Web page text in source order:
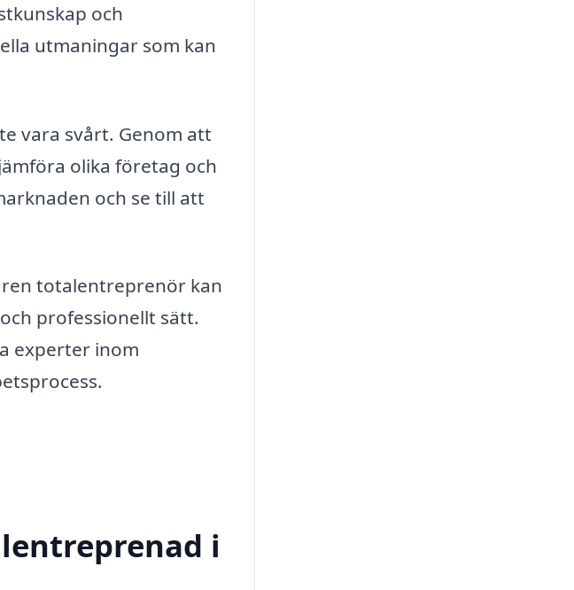
och
utmaningar som kan
vara svårt. Genom att
olika företag och
och se till att
totalentreprenör kan
professionellt sätt.
experter inom
i